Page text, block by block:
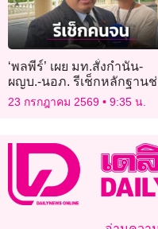
‘พลพีร์’ เผย มท.สั่งกำนัน-
ผญบ.-นอภ. รีเช็กหลักฐานช่
อุทธรณ์บัตรคนจน
23 กรกฎาคม 2569 9:35 น.